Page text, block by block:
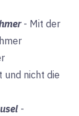
- Mit der
nicht die
-